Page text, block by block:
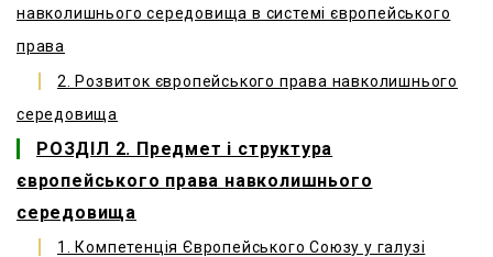
навколишнього середовища в системі європейського
права
2. Розвиток європейського права навколишнього
середовища
РОЗДІЛ 2. Предмет і структура
європейського права навколишнього
середовища
1. Компетенція Європейського Союзу у галузі